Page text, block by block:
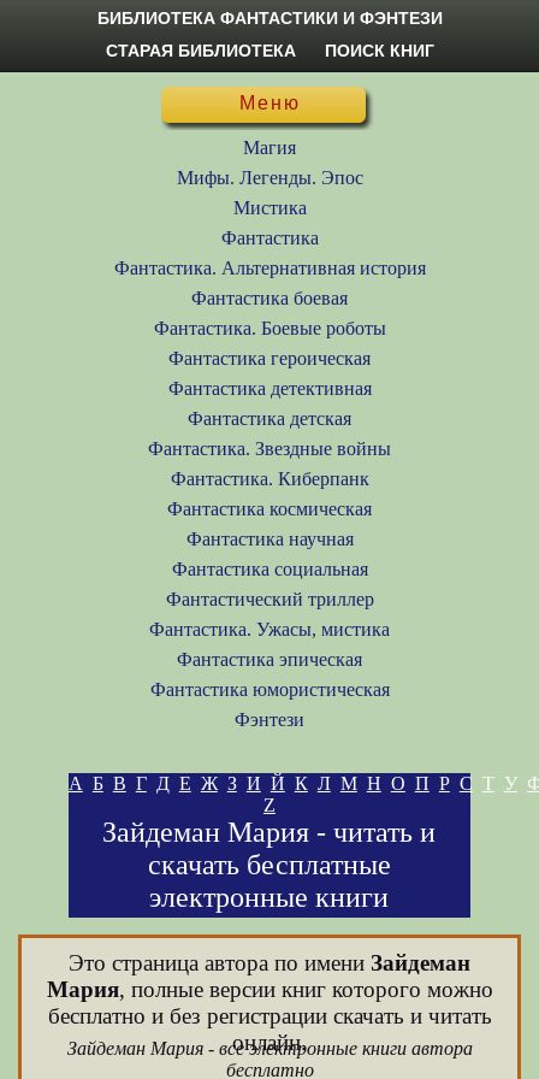
БИБЛИОТЕКА ФАНТАСТИКИ И ФЭНТЕЗИ
СТАРАЯ БИБЛИОТЕКА
ПОИСК КНИГ
Меню
Магия
Мифы. Легенды. Эпос
Мистика
Фантастика
Фантастика. Альтернативная история
Фантастика боевая
Фантастика. Боевые роботы
Фантастика героическая
Фантастика детективная
Фантастика детская
Фантастика. Звездные войны
Фантастика. Киберпанк
Фантастика космическая
Фантастика научная
Фантастика социальная
Фантастический триллер
Фантастика. Ужасы, мистика
Фантастика эпическая
Фантастика юмористическая
Фэнтези
А Б В Г Д Е Ж З И Й К Л М Н О П Р С Т У
Z
Зайдеман Мария - читать и
скачать бесплатные
электронные книги
Это страница автора по имени Зайдеман
Мария, полные версии книг которого можно
бесплатно и без регистрации скачать и читать
онлайн.
Зайдеман Мария - все электронные книги автора
бесплатно